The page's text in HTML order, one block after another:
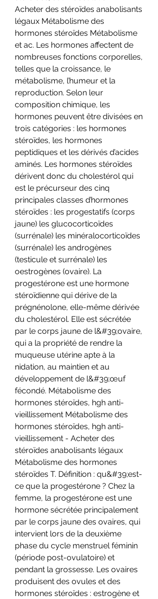
Acheter des stéroïdes anabolisants
légaux Métabolisme des
hormones stéroïdes Métabolisme
et ac. Les hormones affectent de
nombreuses fonctions corporelles,
telles que la croissance, le
métabolisme, l’humeur et la
reproduction. Selon leur
composition chimique, les
hormones peuvent être divisées en
trois catégories : les hormones
stéroïdes, les hormones
peptidiques et les dérivés d’acides
aminés. Les hormones stéroïdes
dérivent donc du cholestérol qui
est le précurseur des cinq
principales classes d’hormones
stéroïdes : les progestatifs (corps
jaune) les glucocorticoïdes
(surrénale) les minéralocorticoïdes
(surrénale) les androgènes
(testicule et surrénale) les
oestrogènes (ovaire). La
progestérone est une hormone
stéroïdienne qui dérive de la
prégnénolone, elle-même dérivée
du cholestérol. Elle est sécrétée
par le corps jaune de l&#39;ovaire,
qui a la propriété de rendre la
muqueuse utérine apte à la
nidation, au maintien et au
développement de l&#39;œuf
fécondé. Métabolisme des
hormones stéroïdes, hgh anti-
vieillissement Métabolisme des
hormones stéroïdes, hgh anti-
vieillissement - Acheter des
stéroïdes anabolisants légaux
Métabolisme des hormones
stéroïdes T. Définition : qu&#39;est-
ce que la progestérone ? Chez la
femme, la progestérone est une
hormone sécrétée principalement
par le corps jaune des ovaires, qui
intervient lors de la deuxième
phase du cycle menstruel féminin
(période post-ovulatoire) et
pendant la grossesse. Les ovaires
produisent des ovules et des
hormones stéroïdes : estrogène et